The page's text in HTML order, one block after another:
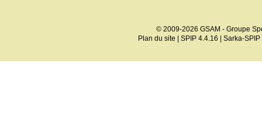
© 2009-2026 GSAM - Groupe
Plan du site
SPIP 4.4.16 Sarka-SPIP